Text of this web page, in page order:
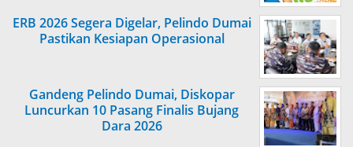
ERB 2026 Segera Digelar, Pelindo Dumai
Pastikan Kesiapan Operasional
Gandeng Pelindo Dumai, Diskopar
Luncurkan 10 Pasang Finalis Bujang
Dara 2026